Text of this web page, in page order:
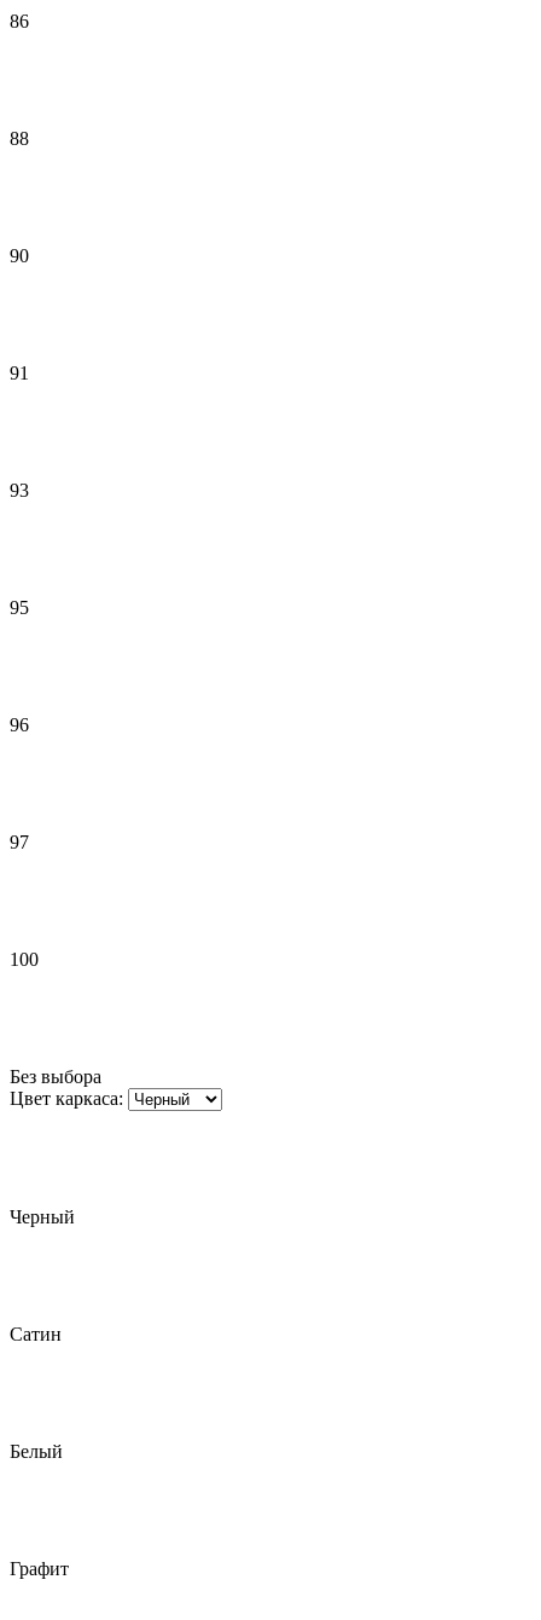
86
88
90
91
93
95
96
97
100
Без выбора
Цвет каркаса:
Черный
Сатин
Белый
Графит